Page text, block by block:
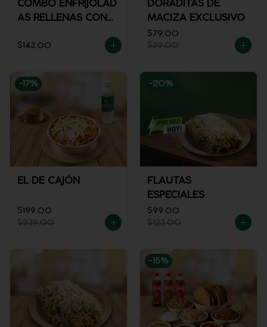
COMBO ENFRIJOLAD
AS RELLENAS CON
$143.00
DORADITAS DE
MACIZA EXCLUSIVO
$79.00
$89.00
-17%
EL DE CAJÓN
$199.00
$239.00
-20%
FLAUTAS
ESPECIALES
$99.00
$123.00
-15%